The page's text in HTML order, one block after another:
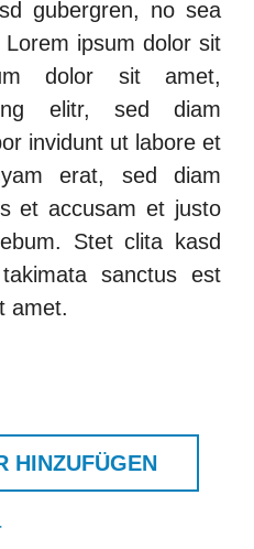
gubergren, no sea
ipsum dolor sit
dolor sit amet,
elitr, sed diam
invidunt ut labore et
erat, sed diam
et accusam et justo
Stet clita kasd
sanctus est
amet.
HINZUFÜGEN
was